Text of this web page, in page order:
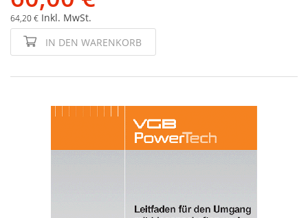
64,20 € Inkl. MwSt.
IN DEN WARENKORB